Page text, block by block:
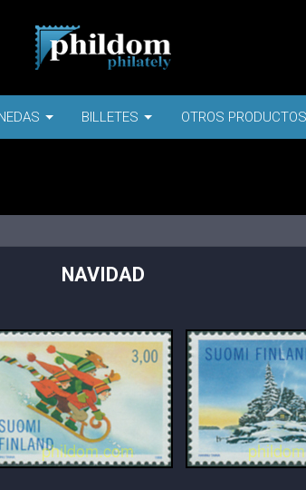
BILLETES OTROS PRODUCTOS
NAVIDAD